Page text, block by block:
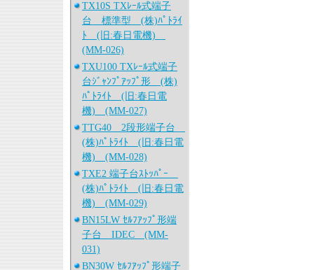
TX10S TXﾚｰﾙ式端子
台 標準型 (株)ﾊﾟﾄﾗｲ
ﾄ (旧:春日電機)
(MM-026)
TXU100 TXﾚｰﾙ式端子
台ｼﾞｬﾝﾌﾟｱｯﾌﾟ形 (株)
ﾊﾟﾄﾗｲﾄ (旧:春日電
機) (MM-027)
TTG40 2段形端子台
(株)ﾊﾟﾄﾗｲﾄ (旧:春日電
機) (MM-028)
TXE2 端子台ｽﾄｯﾊﾟｰ
(株)ﾊﾟﾄﾗｲﾄ (旧:春日電
機) (MM-029)
BN15LW ｾﾙﾌｱｯﾌﾟ形端
子台 IDEC (MM-
031)
BN30W ｾﾙﾌｱｯﾌﾟ形端子